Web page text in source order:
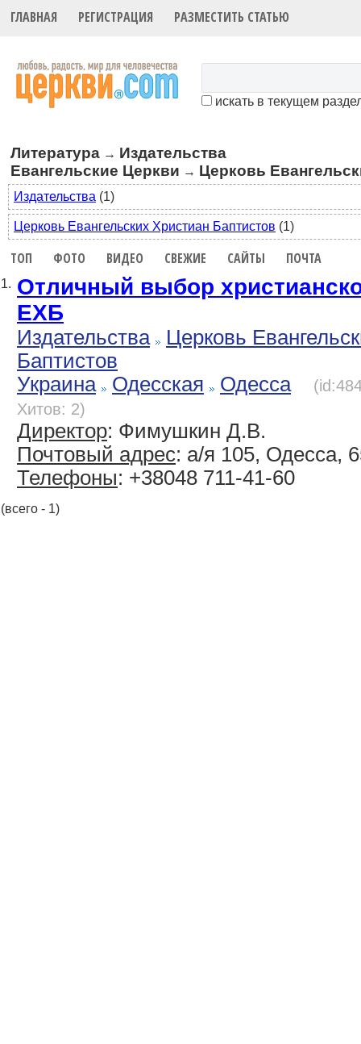
ГЛАВНАЯ РЕГИСТРАЦИЯ РАЗМЕСТИТЬ СТАТЬЮ
искать в текущем
Литература → Издательства
Евангельские Церкви → Церковь
Издательства (1)
Церковь Евангельских Христиан Баптистов (1)
ТОП ФОТО ВИДЕО СВЕЖИЕ САЙТЫ ПОЧТА
1. Отличный выбор
ЕХБ
Издательства
Церковь
Баптистов
Украина
Одесская Одесса
Хитов: 2)
Директор: Фимушкин Д.В.
Почтовый адрес: а/я 105, Одесса,
Телефоны: +38048 711-41-60
(всего - 1)